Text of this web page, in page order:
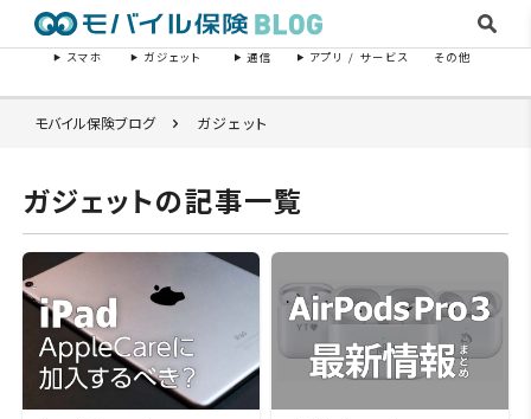
スマホ ガジェット 通信 アプリ / サービス その他
モバイル保険ブログ ガジェット
ガジェットの記事一覧